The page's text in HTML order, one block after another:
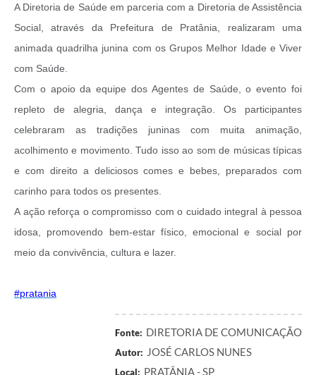
A Diretoria de Saúde em parceria com a Diretoria de Assistência
Social, através da Prefeitura de Pratânia, realizaram uma
animada quadrilha junina com os Grupos Melhor Idade e Viver
com Saúde.
Com o apoio da equipe dos Agentes de Saúde, o evento foi
repleto de alegria, dança e integração. Os participantes
celebraram as tradições juninas com muita animação,
acolhimento e movimento. Tudo isso ao som de músicas típicas
e com direito a deliciosos comes e bebes, preparados com
carinho para todos os presentes.
A ação reforça o compromisso com o cuidado integral à pessoa
idosa, promovendo bem-estar físico, emocional e social por
meio da convivência, cultura e lazer.
#pratania
Fonte: DIRETORIA DE COMUNICAÇÃO
Autor: JOSÉ CARLOS NUNES
Local: PRATÂNIA - SP